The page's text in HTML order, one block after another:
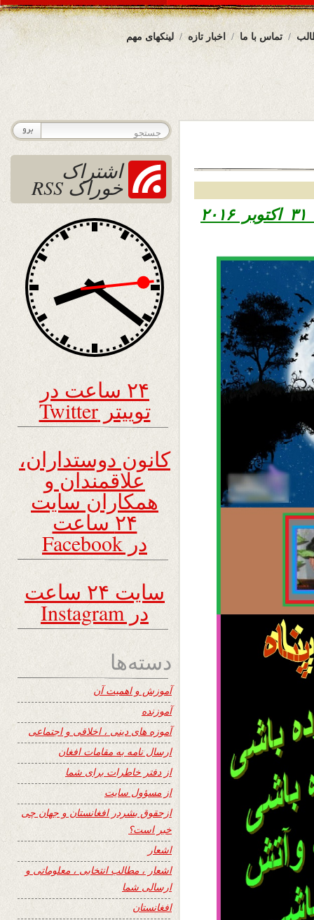
لینکهای مهم اخبار تازه تماس با ما
تاریخ نشر دوشنبه دهم عقرب ۱۳۹۵ – ۳۱ اکتوبر ۲۰۱۶
اشتراک
خوراک RSS
۲۴ ساعت در
توییتر Twitter
کانون دوستداران،
علاقمندان و
همکاران سایت
۲۴ ساعت
در Facebook
سایت ۲۴ ساعت
در Instagram
دسته‌ها
آموزش و اهمیت آن
آموزنده
آموزه های دینی ، اخلاقی و اجتماعی
ارسال نامه به مقامات افغان
از دفتر خاطرات برای شما
از مسؤول سایت
ازحقوق بشردر افغانستان و جهان چی
خبر است؟
اشعار
اشعار ، مطالب انتخابی ، معلوماتی و
ارسالی شما
افغانستان